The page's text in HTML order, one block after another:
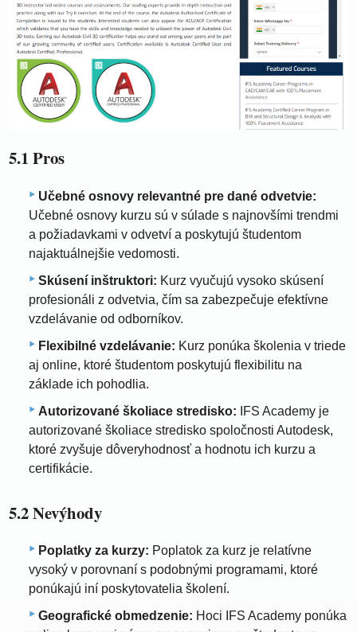
5.1 Pros
Učebné osnovy relevantné pre dané odvetvie:
Učebné osnovy kurzu sú v súlade s najnovšími trendmi
a požiadavkami v odvetví a poskytujú študentom
najaktuálnejšie vedomosti.
Skúsení inštruktori: Kurz vyučujú vysoko skúsení
profesionáli z odvetvia, čím sa zabezpečuje efektívne
vzdelávanie od odborníkov.
Flexibilné vzdelávanie: Kurz ponúka školenia v triede
aj online, ktoré študentom poskytujú flexibilitu na
základe ich pohodlia.
Autorizované školiace stredisko: IFS Academy je
autorizované školiace stredisko spoločnosti Autodesk,
ktoré zvyšuje dôveryhodnosť a hodnotu ich kurzu a
certifikácie.
5.2 Nevýhody
Poplatky za kurzy: Poplatok za kurz je relatívne
vysoký v porovnaní s podobnými programami, ktoré
ponúkajú iní poskytovatelia školení.
Geografické obmedzenie: Hoci IFS Academy ponúka